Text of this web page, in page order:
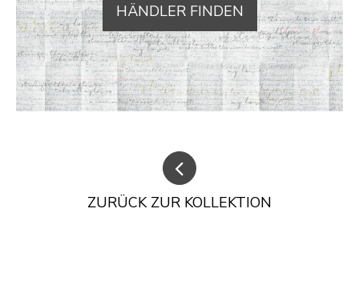
HÄNDLER FINDEN
ZURÜCK ZUR KOLLEKTION